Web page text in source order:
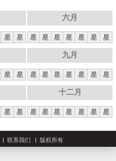
星 星
六月
星 星 星 星 星 星 星
星 星
九月
星 星 星 星 星 星 星
星 星
十二月
星 星 星 星 星 星 星
联系我们 版权所有